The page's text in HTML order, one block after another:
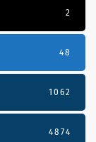
2
48
1062
4874